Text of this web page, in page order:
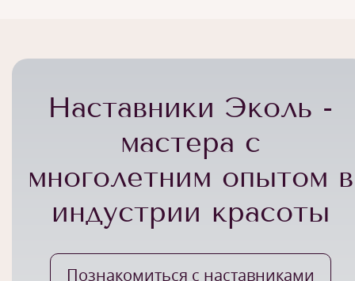
Наставники Эколь -
мастера с
многолетним опытом в
индустрии красоты
Познакомиться с наставниками